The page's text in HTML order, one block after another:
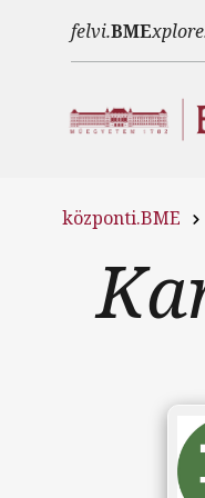
felvi.BME
központi.BME